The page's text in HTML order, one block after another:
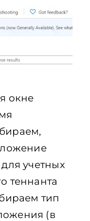
окне
учетных
теннанта
тип
(в